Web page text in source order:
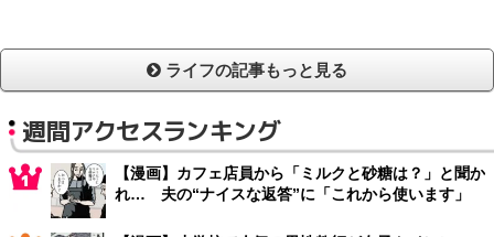
ライフの記事もっと見る
週間アクセスランキング
【漫画】カフェ店員から「ミルクと砂糖は？」と聞か
れ… 夫の“ナイスな返答”に「これから使います」